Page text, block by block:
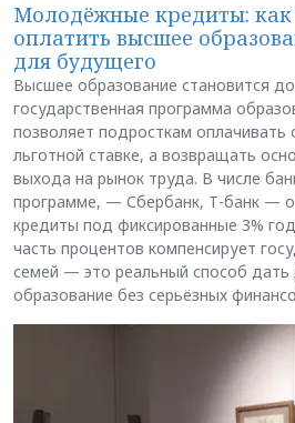
Молодёжные кредиты: как
оплатить высшее
для будущего
Высшее образование становится
государственная программа
позволяет подросткам оплачивать
льготной ставке, а возвращать
выхода на рынок труда. В числе
программе, — Сбербанк, Т-банк —
кредиты под фиксированные 3%
часть процентов компенсирует
семей — это реальный способ дать
образование без серьёзных